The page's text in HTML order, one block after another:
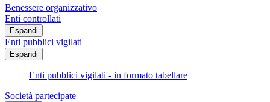
Benessere organizzativo
Enti controllati
Espandi
Enti pubblici vigilati
Espandi
Enti pubblici vigilati - in formato tabellare
Società partecipate